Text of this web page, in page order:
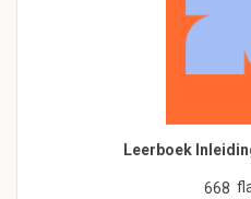
Leerboek
668